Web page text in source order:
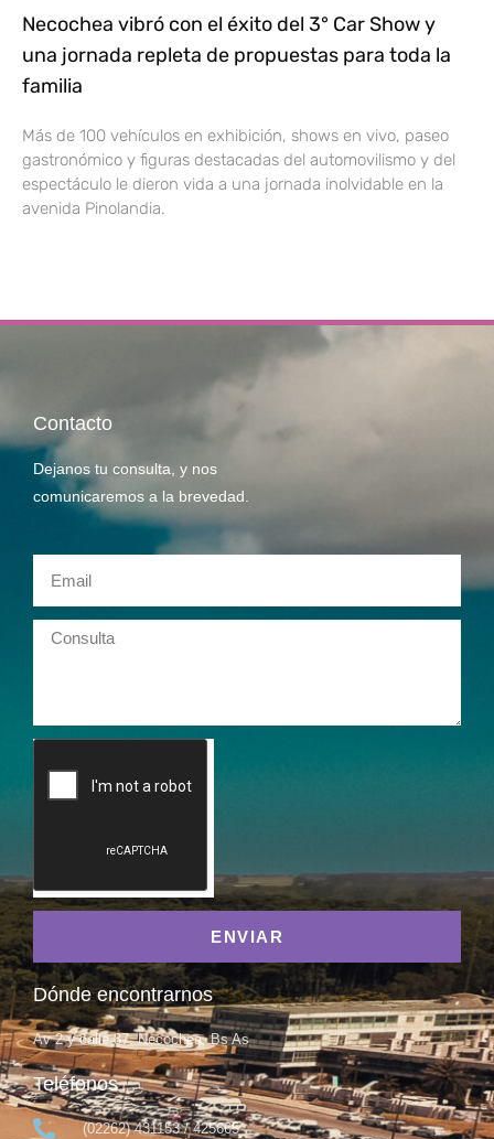
Necochea vibró con el éxito del 3° Car Show y
una jornada repleta de propuestas para toda la
familia
Más de 100 vehículos en exhibición, shows en vivo, paseo
gastronómico y figuras destacadas del automovilismo y del
espectáculo le dieron vida a una jornada inolvidable en la
avenida Pinolandia.
Contacto
Dejanos tu consulta, y nos
comunicaremos a la brevedad.
ENVIAR
Dónde encontrarnos
Av 2 y calle 87, Necochea, Bs As
Teléfonos
(02262) 431153 / 425665